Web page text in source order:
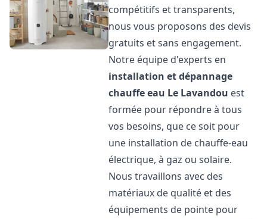
compétitifs et transparents,
nous vous proposons des devis
gratuits et sans engagement.
Notre équipe d'experts en
installation et dépannage
chauffe eau Le Lavandou est
formée pour répondre à tous
vos besoins, que ce soit pour
une installation de chauffe-eau
électrique, à gaz ou solaire.
Nous travaillons avec des
matériaux de qualité et des
équipements de pointe pour